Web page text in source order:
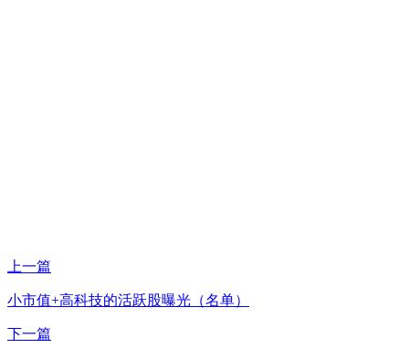
上一篇
小市值+高科技的活跃股曝光（名单）
下一篇